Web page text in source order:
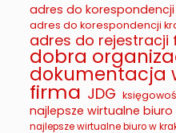
adres do korespondencji
adres do korespondencji
adres do rejestracji
dobra
dokumentacja
firma JDG
najlepsze wirtualne biuro
najlepsze wirtualne biuro w